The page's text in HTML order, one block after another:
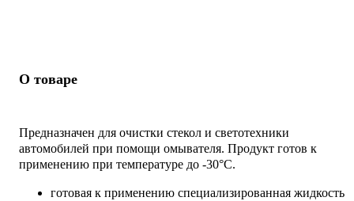
О товаре
Предназначен для очистки стекол и светотехники
автомобилей при помощи омывателя. Продукт готов к
применению при температуре до -30°С.
готовая к применению специализированная жидкость